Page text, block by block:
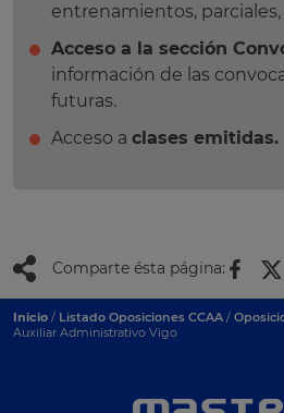
entrenamientos,
Acceso a la sección
información de las
futuras.
Acceso a clases emitidas.
Comparte ésta página:
Inicio / Listado Oposiciones CCAA /
Auxiliar Administrativo Vigo